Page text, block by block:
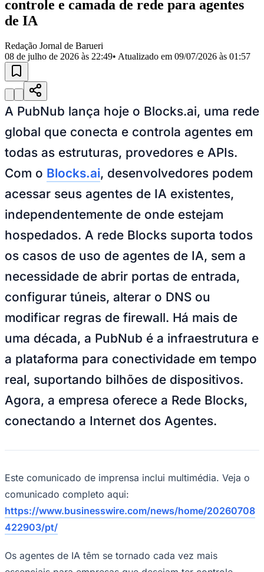
Aldeia Aldeia da Serra
JubranBelval
RegiãoCotiaCruz PretaEngenho Novo
MilitarItapeviJandira Jardim AudirJardim BelvalJardim
EsperançaJardim Graziela
JulioJardim Líbano
MutingaJardim Paraíso
LuísJardim São PedroJardim São SilvestreJardim SilveiraJardim
Camargos Parque ImperialParque Santa LuziaParque VianaPirapora
ParnaíbaSilveiraTamboréVale do SolVila BarrosVila Boa Vista
do Conde
Vila Engenho Novo Vila Márcia Vila Nossa Sra. da
Escada Vila PortoVotupoca
Anuncie no Portal
Guia de Empresas
Divulgar Vagas
Novo
Publicidade Legal
Negócios Regionais
Turismo
Segurança Regional
Hospitais Estaduais
Parques & Represas
Cidades da Região
Santana de Parnaíba
Osasco Carapicuíba Jandira Itapevi Cotia
Pirapora
do Bom JesusAraçariguamaCajamarCaieirasFranco da
Rocha
Francisco Morato Taboão da Serra Embu das Artes
São Roque
Para Sua Empresa
Anuncie Regional
Vagas na RegiãoNovo
Hub de Negócios
Vagas de Emprego
Concursos
Panorama Econômico
Panorama Econômico
Anuncie no Portal
controle e camada de rede para agentes
de IA
Redação Jornal de Barueri
08 de julho de 2026 às 22:49• Atualizado em 09/07/2026 às 01:57
A PubNub lança hoje o Blocks.ai, uma rede
global que conecta e controla agentes em
todas as estruturas, provedores e APIs.
Com o Blocks.ai, desenvolvedores podem
acessar seus agentes de IA existentes,
independentemente de onde estejam
hospedados. A rede Blocks suporta todos
os casos de uso de agentes de IA, sem a
necessidade de abrir portas de entrada,
configurar túneis, alterar o DNS ou
modificar regras de firewall. Há mais de
uma década, a PubNub é a infraestrutura e
a plataforma para conectividade em tempo
real, suportando bilhões de dispositivos.
Agora, a empresa oferece a Rede Blocks,
conectando a Internet dos Agentes.
Este comunicado de imprensa inclui multimédia. Veja o
comunicado completo aqui:
https://www.businesswire.com/news/home/20260708
422903/pt/
Os agentes de IA têm se tornado cada vez mais